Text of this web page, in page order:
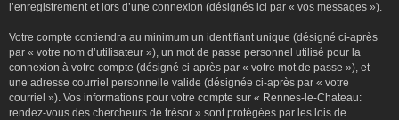
l’enregistrement et lors d’une connexion (désignés ici par « vos messages »).
Votre compte contiendra au minimum un identifiant unique (désigné ci-après
par « votre nom d’utilisateur »), un mot de passe personnel utilisé pour la
connexion à votre compte (désigné ci-après par « votre mot de passe »), et
une adresse courriel personnelle valide (désignée ci-après par « votre
courriel »). Vos informations pour votre compte sur « Rennes-le-Chateau:
rendez-vous des chercheurs de trésor » sont protégées par les lois de